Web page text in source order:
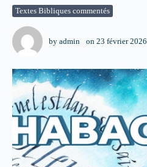
Textes Bibliques commentés
by admin on 23 février 2026